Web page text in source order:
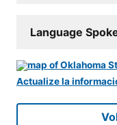
Language
Actualize la